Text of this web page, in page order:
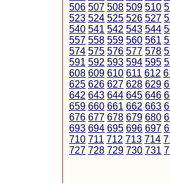
506 507 508 509 510
523 524 525 526 527
540 541 542 543 544
557 558 559 560 561
574 575 576 577 578
591 592 593 594 595
608 609 610 611 612
625 626 627 628 629
642 643 644 645 646
659 660 661 662 663
676 677 678 679 680
693 694 695 696 697
710 711 712 713 714
727 728 729 730 731